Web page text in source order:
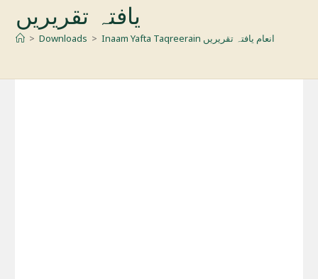
یافتہ تقریریں
> Downloads > Inaam Yafta Taqreerain انعام یافتہ تقریریں